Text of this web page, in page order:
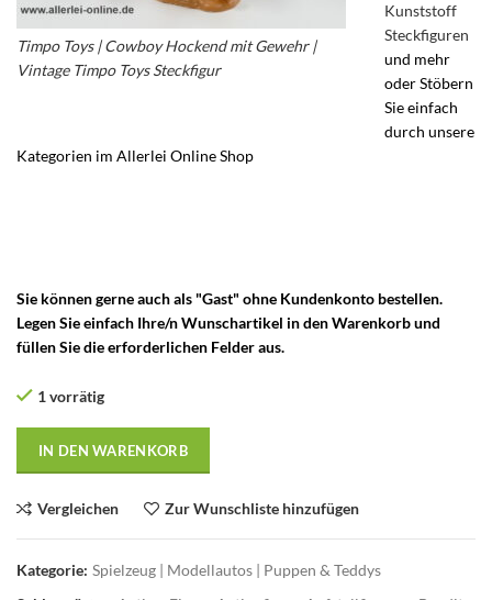
Timpo Toys | Cowboy Hockend mit Gewehr |
Vintage Timpo Toys Steckfigur
Kunststoff
Steckfiguren
und mehr
oder Stöbern
Sie einfach
durch unsere
Kategorien im Allerlei Online Shop
Sie können gerne auch als "Gast" ohne Kundenkonto bestellen.
Legen Sie einfach Ihre/n Wunschartikel in den Warenkorb und
füllen Sie die erforderlichen Felder aus.
1 vorrätig
IN DEN WARENKORB
Vergleichen Zur Wunschliste hinzufügen
Kategorie: Spielzeug | Modellautos | Puppen & Teddys